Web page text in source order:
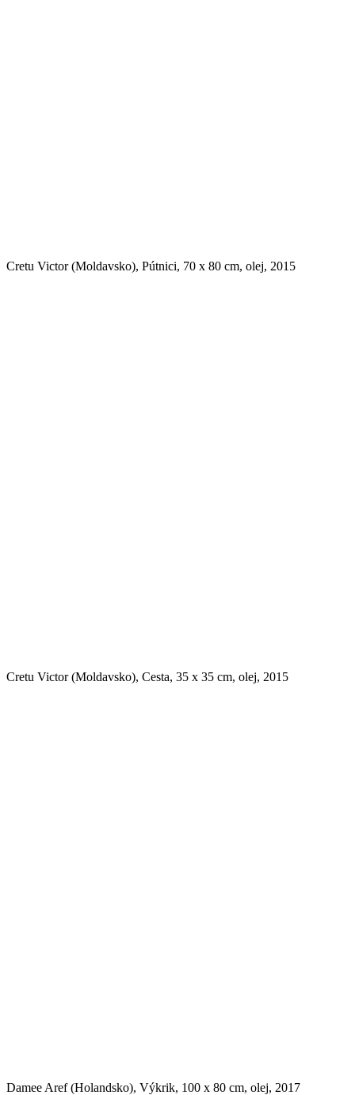
Cretu Victor (Moldavsko), Pútnici, 70 x 80 cm, olej, 2015
Cretu Victor (Moldavsko), Cesta, 35 x 35 cm, olej, 2015
Damee Aref (Holandsko), Výkrik, 100 x 80 cm, olej, 2017